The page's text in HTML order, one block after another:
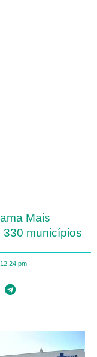
Mais
330 municípios
12:24 pm